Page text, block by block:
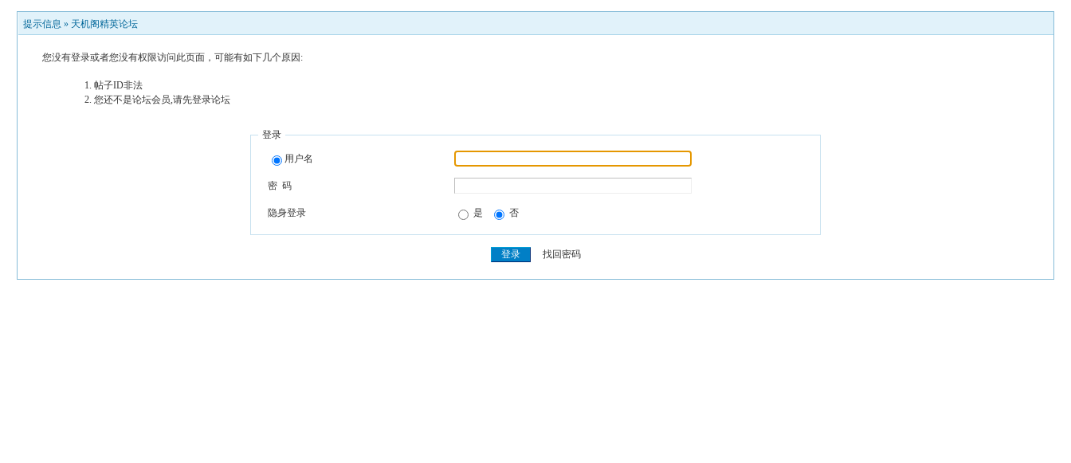
提示信息 » 天机阁精英论坛
您没有登录或者您没有权限访问此页面，可能有如下几个原因:
帖子ID非法
您还不是论坛会员,请先登录论坛
登录
用户名
密 码
隐身登录 是 否
找回密码